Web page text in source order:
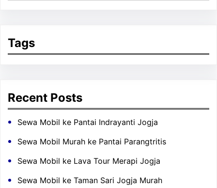
Tags
Recent Posts
Sewa Mobil ke Pantai Indrayanti Jogja
Sewa Mobil Murah ke Pantai Parangtritis
Sewa Mobil ke Lava Tour Merapi Jogja
Sewa Mobil ke Taman Sari Jogja Murah